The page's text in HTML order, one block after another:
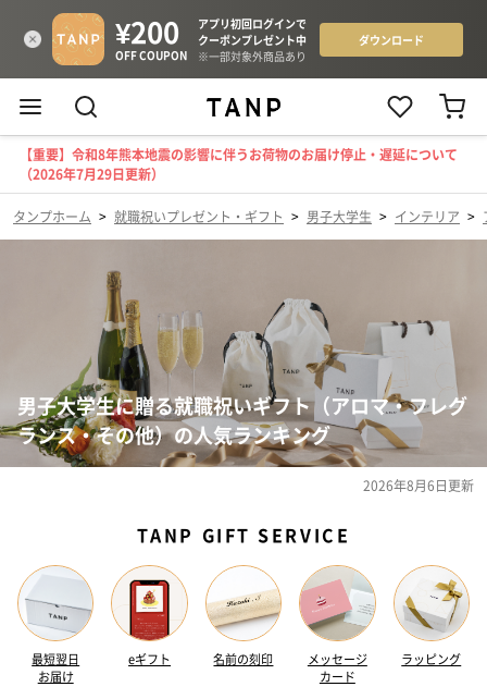
【重要】令和8年熊本地震の影響に伴うお荷物のお届け停止・遅延について
（2026年7月29日更新）
タンプホーム > 就職祝いプレゼント・ギフト > 男子大学生 > インテリア >
男子大学生に贈る就職祝いギフト（アロマ・フレグ
ランス・その他）の人気ランキング
2026年8月6日更新
TANP GIFT SERVICE
最短翌日
お届け
eギフト 名前の刻印
メッセージ
カード
ラッピング